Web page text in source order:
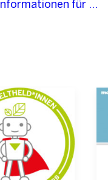
Informationen für …